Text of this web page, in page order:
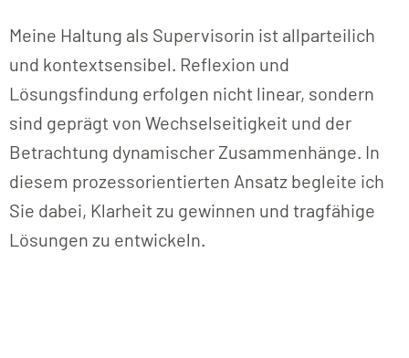
Meine Haltung als Supervisorin ist allparteilich
und kontextsensibel. Reflexion und
Lösungsfindung erfolgen nicht linear, sondern
sind geprägt von Wechselseitigkeit und der
Betrachtung dynamischer Zusammenhänge. In
diesem prozessorientierten Ansatz begleite ich
Sie dabei, Klarheit zu gewinnen und tragfähige
Lösungen zu entwickeln.